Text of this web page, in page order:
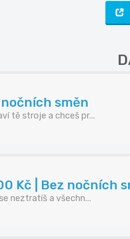
směn
tě stroje a chceš pr...
Kč | Bez nočních
neztratíš a všechn...